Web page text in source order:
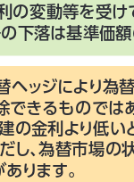
の変動等を受け
下落は基準価額
ヘッジにより為
できるものでは
の金利より低い
し、為替市場の
ります。